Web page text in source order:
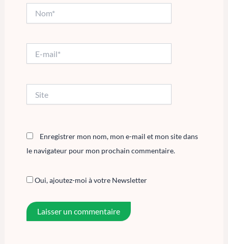
mail*
Enregistrer mon nom, mon e-mail et mon site dans
le navigateur pour mon prochain commentaire.
Oui, ajoutez-moi à votre Newsletter